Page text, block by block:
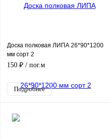
Доска полковая ЛИПА 26*90*1200
мм сорт 2
150 ₽ / пог.м
Подробнее